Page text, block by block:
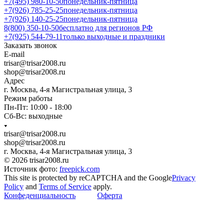
+7(926) 785-25-25понедельник-пятница
+7(926) 140-25-25понедельник-пятница
8(800) 350-10-50бесплатно для регионов РФ
+7(925) 544-79-11только выходные и праздники
Заказать звонок
E-mail
trisar@trisar2008.ru
shop@trisar2008.ru
Адрес
г. Москва, 4-я Магистральная улица, 3
Режим работы
Пн-Пт: 10:00 - 18:00
Сб-Вс: выходные
trisar@trisar2008.ru
shop@trisar2008.ru
г. Москва, 4-я Магистральная улица, 3
© 2026 trisar2008.ru
Источник фото: freepick.com
This site is protected by reCAPTCHA and the GooglePrivacy
Policy and Terms of Service apply.
Конфеденциальность
Оферта